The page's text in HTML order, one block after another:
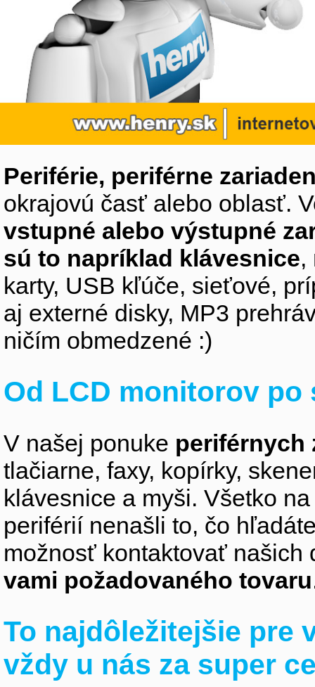
Periférie, periférne
okrajovú časť alebo oblasť.
vstupné alebo výstupné
sú to napríklad klávesnice,
karty, USB kľúče, sieťové,
aj externé disky, MP3
ničím obmedzené :)
Od LCD monitorov
V našej ponuke periférnych
tlačiarne, faxy, kopírky,
klávesnice a myši. Všetko
periférií nenašli to, čo
možnosť kontaktovať
vami požadovaného tovaru
To najdôležitejšie pre
vždy u nás za super